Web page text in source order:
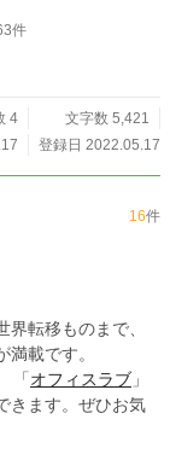
件
4
文字数 5,421
登録日 2022.05.17
16件
転移ものまで、
載です。
「 オフィスラブ 」
きます。ぜひお気